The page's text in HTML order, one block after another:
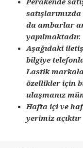
da ambarlar
yapılmaktadır.
Aşağıdaki
bilgiye
Lastik
özellikler için
ulaşmanız
Hafta içi ve
yerimiz açıktır